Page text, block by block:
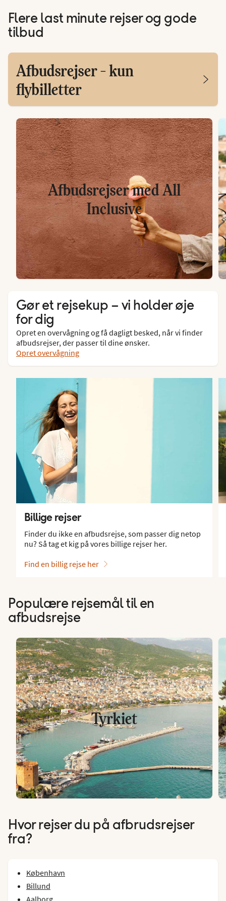
Flere last minute rejser og gode
tilbud
Afbudsrejser - kun
flybilletter
Afbudsrejser med All
Inclusive
Gør et rejsekup – vi holder øje
for dig
Opret en overvågning og få dagligt besked, når vi finder
afbudsrejser, der passer til dine ønsker.
Opret overvågning
Billige rejser
Finder du ikke en afbudsrejse, som passer dig netop
nu? Så tag et kig på vores billige rejser her.
Find en billig rejse her
Populære rejsemål til en
afbudsrejse
Tyrkiet
Hvor rejser du på afbrudsrejser
fra?
København
Billund
Aalborg